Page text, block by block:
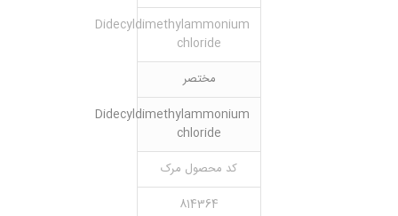
Didecyldimethylammonium
chloride
مختصر
Didecyldimethylammonium
chloride
کد محصول مرک
814364